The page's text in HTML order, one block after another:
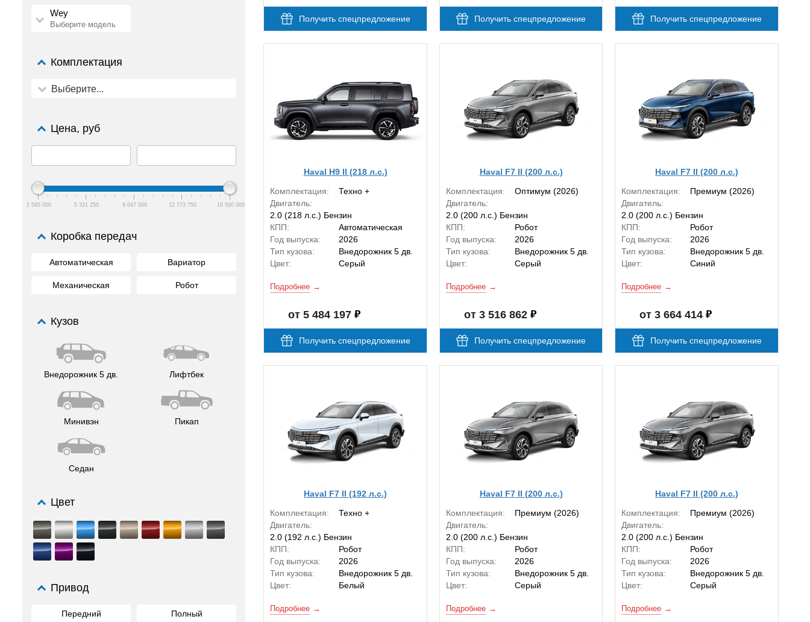
Wey
Выберите модель
Комплектация
Выберите...
Цена, руб
1 595 000 5 321 250 9 047 500 12 773 750 16 500 000
Коробка передач
Автоматическая Вариатор
Механическая Робот
Кузов
Внедорожник 5 дв. Лифтбек
Минивэн Пикап
Седан
Цвет
Привод
Передний Полный
Получить спецпредложение Получить спецпредложение Получить спецпредложение
Haval H9 II (218 л.с.)
Комплектация:
Техно +
Двигатель:
2.0 (218 л.с.) Бензин
КПП:
Автоматическая
Год выпуска:
2026
Тип кузова:
Внедорожник 5 дв.
Цвет:
Серый
Подробнее
от 5 484 197
Получить спецпредложение
Haval F7 II (200 л.с.)
Комплектация:
Оптимум (2026)
Двигатель:
2.0 (200 л.с.) Бензин
КПП:
Робот
Год выпуска:
2026
Тип кузова:
Внедорожник 5 дв.
Цвет:
Серый
Подробнее
от 3 516 862
Получить спецпредложение
Haval F7 II (200 л.с.)
Комплектация:
Премиум (2026)
Двигатель:
2.0 (200 л.с.) Бензин
КПП:
Робот
Год выпуска:
2026
Тип кузова:
Внедорожник 5 дв.
Цвет:
Синий
Подробнее
от 3 664 414
Получить спецпредложение
Haval F7 II (192 л.с.)
Комплектация:
Техно +
Двигатель:
2.0 (192 л.с.) Бензин
КПП:
Робот
Год выпуска:
2026
Тип кузова:
Внедорожник 5 дв.
Цвет:
Белый
Подробнее
Haval F7 II (200 л.с.)
Комплектация:
Премиум (2026)
Двигатель:
2.0 (200 л.с.) Бензин
КПП:
Робот
Год выпуска:
2026
Тип кузова:
Внедорожник 5 дв.
Цвет:
Серый
Подробнее
Haval F7 II (200 л.с.)
Комплектация:
Премиум (2026)
Двигатель:
2.0 (200 л.с.) Бензин
КПП:
Робот
Год выпуска:
2026
Тип кузова:
Внедорожник 5 дв.
Цвет:
Серый
Подробнее